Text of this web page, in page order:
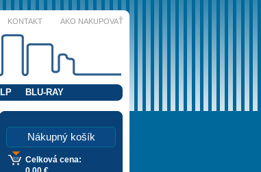
KONTAKT AKO NAKUPOVAŤ
LP BLU-RAY
Nákupný košík
Celková cena: